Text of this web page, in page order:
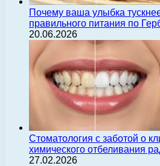
Почему ваша улыбка
правильного питания по
20.06.2026
Стоматология с заботой о
химического отбеливания
27.02.2026